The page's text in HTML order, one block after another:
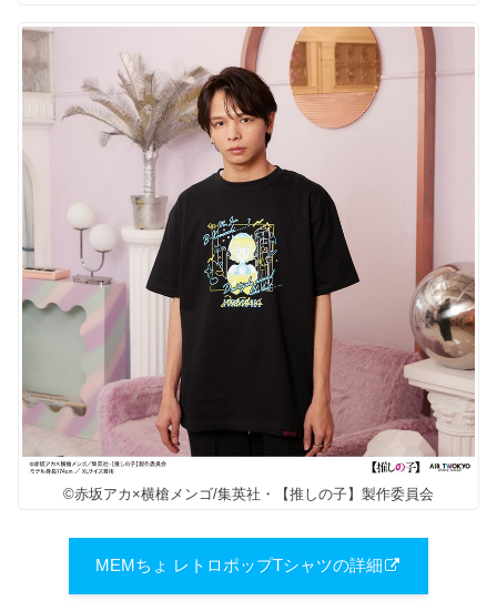
©赤坂アカ×横槍メンゴ/集英社・【推しの子】製作委員会
MEMちょ レトロポップTシャツの詳細